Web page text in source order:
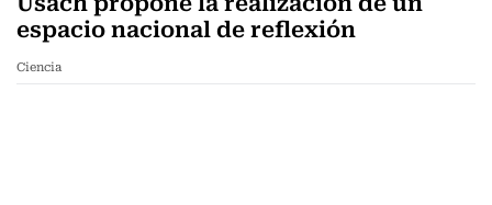
espacio nacional de reflexión
Ciencia